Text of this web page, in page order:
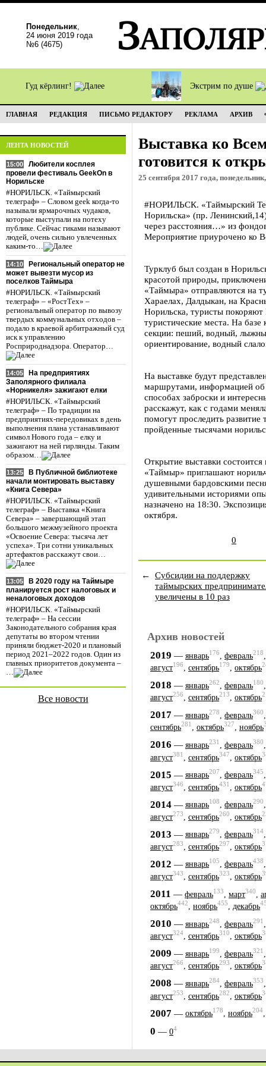
Понедельник,
24 июня 2019 года
№6 (4675)
Гуд кёрлинг! Экстрим по душе
ГЛАВНАЯ РЕДАКЦИЯ ПИСЬМО РЕДАКТОРУ РЕКЛАМА АРХИВ
ЛЕНТА НОВОСТЕЙ
15:00
Любители косплея
провели фестиваль GeekOn в
Норильске
#НОРИЛЬСК. «Таймырский
телеграф» – Словом geek когда-то
называли ярмарочных чудаков,
которые выступали на потеху
публике. Сейчас гиками называют
людей, очень сильно увлеченных
каким-то…
14:10
Региональный оператор не
может вывезти мусор из
поселков Таймыра
#НОРИЛЬСК. «Таймырский
телеграф» – «РостТех» –
региональный оператор по вывозу
твердых коммунальных отходов –
подало в краевой арбитражный суд
иск к управлению
Росприроднадзора. Оператор…
14:05
На предприятиях
Заполярного филиала
«Норникеля» зажигают елки
#НОРИЛЬСК. «Таймырский
телеграф» – По традиции на
предприятиях-передовиках в день
выполнения плана устанавливают
символ Нового года – елку и
зажигают на ней гирлянды. Таким
образом…
13:25
В Публичной библиотеке
начали монтировать выставку
«Книга Севера»
#НОРИЛЬСК. «Таймырский
телеграф» – Выставка «Книга
Севера» – завершающий этап
большого межмузейного проекта
«Освоение Севера: тысяча лет
успеха». Три сотни уникальных
артефактов расскажут свои…
13:05
В 2020 году на Таймыре
планируется рост налоговых и
неналоговых доходов
#НОРИЛЬСК. «Таймырский
телеграф» – На сессии
Законодательного собрания края
депутаты во втором чтении
приняли бюджет-2020 и плановый
период 2021–2022 годов. Один из
главных приоритетов документа –
…
Все новости
Выставка ко
готовится к
25 сентября 2017 года,
#НОРИЛЬСК. «Таймырский
Норильска» (пр.
через расстояния…» из
Мероприятие приурочено ко
Турклуб был создан в
красотой природы,
«Таймыра» отправляются на
Хараелах, Далдыкан, на
Норильска, туристы покоряют
туристические места. На
секции: пеший, водный,
ориентирование, водный
На выставке будут
маршрутами, информацией об
способах заброски и
расскажут, как с годами
помогут проследить
пройденные тысячами
Открытие выставки
«Таймыр» приглашают
душевными бардовскими
удивительными историями
назначено на 18:30.
октября.
0
←
Субсидии на поддержку
таймырских
увеличены в 10 раз
Архив новостей
2019 — январь176 февраль218
август196, сентябрь179, октябрь
2018 — январь262 февраль180
август256, сентябрь213, октябрь
2017 — январь278 февраль360
сентябрь281, октябрь327, ноябрь
2016 — январь231 февраль380
август381 сентябрь347 октябрь
2015 — январь207, февраль345
август346 сентябрь431 октябрь
2014 — январь108, февраль290
август273 сентябрь260 октябрь
2013 — январь279, февраль314
август283 сентябрь297 октябрь
2012 — январь105, февраль438
август343, сентябрь323, октябрь
2011 — февраль133 март340
октябрь442, ноябрь455, декабрь
2010 — январь248 февраль291
август324, сентябрь310, октябрь
2009 — январь199 февраль321
август266, сентябрь293, октябрь
2008 — январь284 февраль353
август253 сентябрь282 октябрь
2007 — октябрь178, ноябрь204
0 — 04